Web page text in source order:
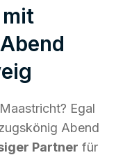
Egal
Abend
Partner für